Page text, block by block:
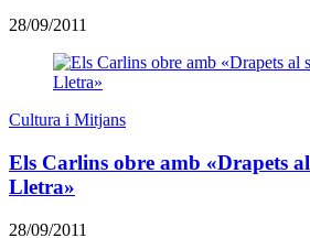
28/09/2011
Cultura i Mitjans
Els Carlins obre amb «Drapets
Lletra»
28/09/2011